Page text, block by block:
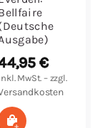
€
MwSt. – zzgl.
In den